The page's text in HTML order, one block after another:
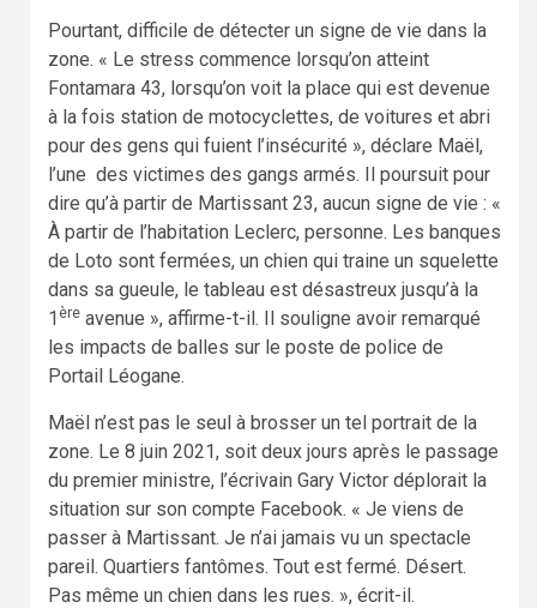
Pourtant, difficile de détecter un signe de vie dans la
zone. « Le stress commence lorsqu’on atteint
Fontamara 43, lorsqu’on voit la place qui est devenue
à la fois station de motocyclettes, de voitures et abri
pour des gens qui fuient l’insécurité », déclare Maël,
l’une des victimes des gangs armés. Il poursuit pour
dire qu’à partir de Martissant 23, aucun signe de vie : «
À partir de l’habitation Leclerc, personne. Les banques
de Loto sont fermées, un chien qui traine un squelette
dans sa gueule, le tableau est désastreux jusqu’à la
1 ère avenue », affirme-t-il. Il souligne avoir remarqué
les impacts de balles sur le poste de police de
Portail Léogane.
Maël n’est pas le seul à brosser un tel portrait de la
zone. Le 8 juin 2021, soit deux jours après le passage
du premier ministre, l’écrivain Gary Victor déplorait la
situation sur son compte Facebook. « Je viens de
passer à Martissant. Je n’ai jamais vu un spectacle
pareil. Quartiers fantômes. Tout est fermé. Désert.
Pas même un chien dans les rues. », écrit-il.